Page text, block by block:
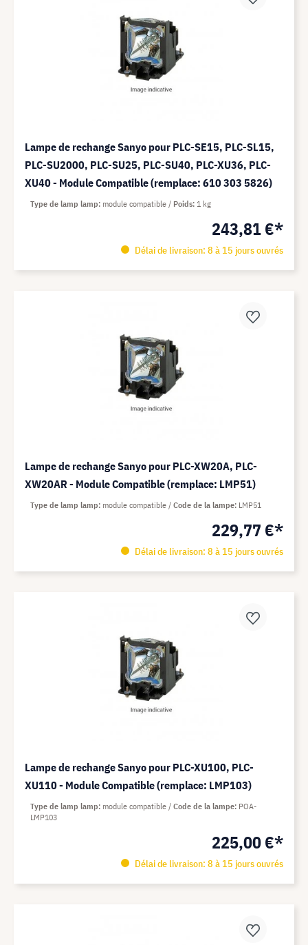
Lampe de rechange Sanyo pour PLC-SE15, PLC-SL15,
PLC-SU2000, PLC-SU25, PLC-SU40, PLC-XU36, PLC-
XU40 - Module Compatible (remplace: 610 303 5826)
243,81 €*
Délai de livraison: 8 à 15 jours ouvrés
Type de lamp lamp module compatible Poids 1 kg
Lampe de rechange Sanyo pour PLC-XW20A, PLC-
XW20AR - Module Compatible (remplace: LMP51)
229,77 €*
Délai de livraison: 8 à 15 jours ouvrés
Type de lamp lamp module compatible Code de la lampe LMP51
Lampe de rechange Sanyo pour PLC-XU100, PLC-
XU110 - Module Compatible (remplace: LMP103)
225,00 €*
Délai de livraison: 8 à 15 jours ouvrés
Type de lamp lamp module compatible Code de la lampe POA-
LMP103